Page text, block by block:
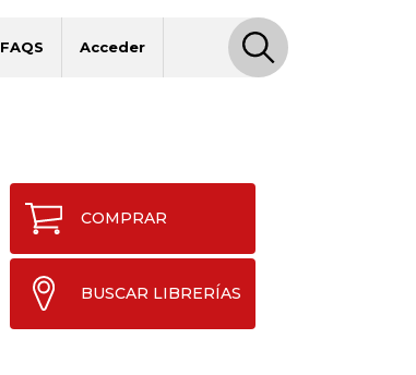
FAQS Acceder
COMPRAR
BUSCAR LIBRERÍAS